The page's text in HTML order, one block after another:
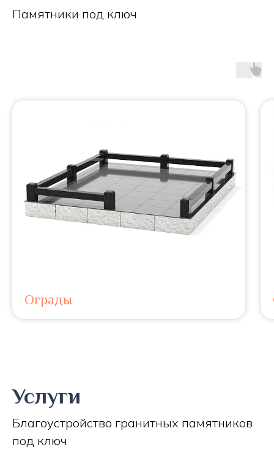
Памятники под ключ
Ограды
Услуги
Благоустройство гранитных памятников
под ключ